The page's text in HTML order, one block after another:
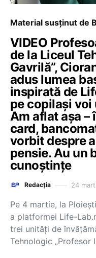
Material susținut de
VIDEO
de la Liceul
Gavrilă”,
adus lumea
inspirată de
pe copilași
Am aflat așa
card,
vorbit despre
pensie. Au un
cunoștințe
Redacția 24
Pe 4 martie, la
a platformei Life-
trei unități de
Tehnologic „Profesor